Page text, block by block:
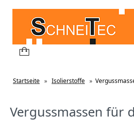
Startseite » Isolierstoffe »
Vergussmassen für